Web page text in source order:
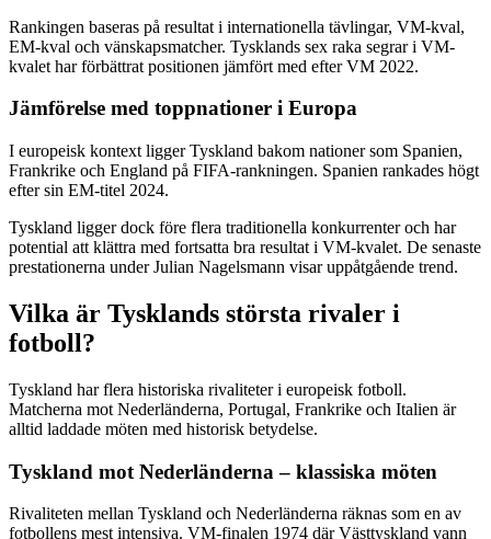
Rankingen baseras på resultat i internationella tävlingar, VM-kval,
EM-kval och vänskapsmatcher. Tysklands sex raka segrar i VM-
kvalet har förbättrat positionen jämfört med efter VM 2022.
Jämförelse med toppnationer i Europa
I europeisk kontext ligger Tyskland bakom nationer som Spanien,
Frankrike och England på FIFA-rankningen. Spanien rankades högt
efter sin EM-titel 2024.
Tyskland ligger dock före flera traditionella konkurrenter och har
potential att klättra med fortsatta bra resultat i VM-kvalet. De senaste
prestationerna under Julian Nagelsmann visar uppåtgående trend.
Vilka är Tysklands största rivaler i
fotboll?
Tyskland har flera historiska rivaliteter i europeisk fotboll.
Matcherna mot Nederländerna, Portugal, Frankrike och Italien är
alltid laddade möten med historisk betydelse.
Tyskland mot Nederländerna – klassiska möten
Rivaliteten mellan Tyskland och Nederländerna räknas som en av
fotbollens mest intensiva. VM-finalen 1974 där Västtyskland vann